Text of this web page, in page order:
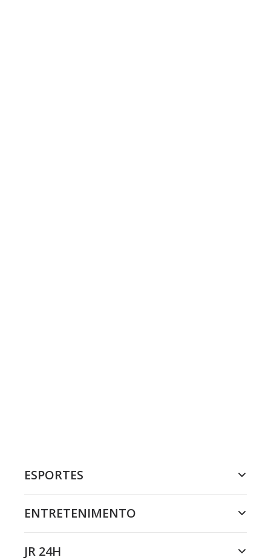
ESPORTES
ENTRETENIMENTO
JR 24H